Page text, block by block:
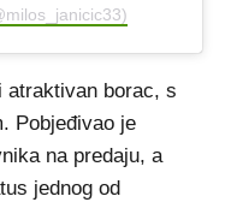
atraktivan borac, s
Pobjeđivao je
na predaju, a
jednog od